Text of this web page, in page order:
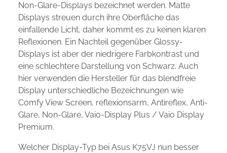
Non-Glare-Displays bezeichnet werden. Matte
Displays streuen durch ihre Oberfläche das
einfallende Licht, daher kommt es zu keinen klaren
Reflexionen. Ein Nachteil gegenüber Glossy-
Displays ist aber der niedrigere Farbkontrast und
eine schlechtere Darstellung von Schwarz. Auch
hier verwenden die Hersteller für das blendfreie
Display unterschiedliche Bezeichnungen wie
Comfy View Screen, reflexionsarm, Antireflex, Anti-
Glare, Non-Glare, Vaio-Display Plus / Vaio Display
Premium.
Welcher Display-Typ bei Asus K75VJ nun besser